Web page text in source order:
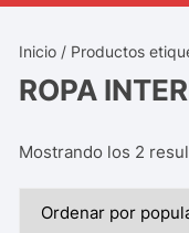
Inicio / Productos
ROPA
Mostrando los 2